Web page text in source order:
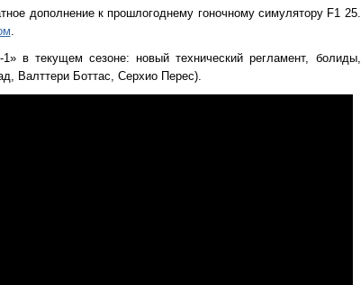
дополнение к прошлогоднему гоночному симулятору F1 25.
.
в текущем сезоне: новый технический регламент, болиды,
Валттери Боттас, Серхио Перес).